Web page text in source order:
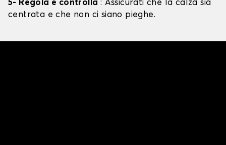
5- Regola e controlla : Assicurati che la calza sia
centrata e che non ci siano pieghe.